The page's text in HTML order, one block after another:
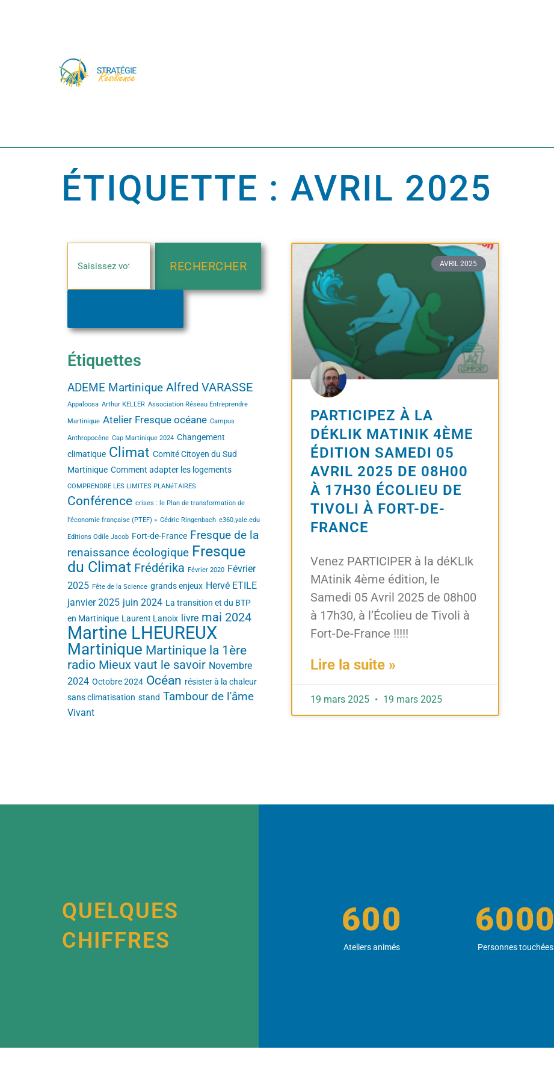
ÉTIQUETTE : AVRIL 2025
RECHERCHER
Étiquettes
ADEME Martinique Alfred VARASSE
Appaloosa Arthur KELLER Association Réseau Entreprendre
Martinique Atelier Fresque océane Campus
Anthropocène Cap Martinique 2024 Changement
climatique Climat Comité Citoyen du Sud
Martinique Comment adapter les logements
COMPRENDRE LES LIMITES PLANéTAIRES
Conférence crises : le Plan de transformation de
l’économie française (PTEF) » Cédric Ringenbach e360.yale.edu
Editions Odile Jacob Fort-de-France Fresque de la
renaissance écologique Fresque
du Climat Frédérika Février 2020 Février
2025 Fête de la Science grands enjeux Hervé ETILE
janvier 2025 juin 2024 La transition et du BTP
en Martinique Laurent Lanoix livre mai 2024
Martine LHEUREUX
Martinique Martinique la 1ère
radio Mieux vaut le savoir Novembre
2024 Octobre 2024 Océan résister à la chaleur
sans climatisation stand Tambour de l'âme
Vivant
AVRIL 2025
PARTICIPEZ À LA
DÉKLIK MATINIK 4ÈME
ÉDITION SAMEDI 05
AVRIL 2025 DE 08H00
À 17H30 ÉCOLIEU DE
TIVOLI À FORT-DE-
FRANCE
Venez PARTICIPER à la déKLIk
MAtinik 4ème édition, le
Samedi 05 Avril 2025 de 08h00
à 17h30, à l’Écolieu de Tivoli à
Fort-De-France !!!!!
Lire la suite »
19 mars 2025 19 mars 2025
QUELQUES
CHIFFRES
Ateliers animés
600
Personnes touchées
6000